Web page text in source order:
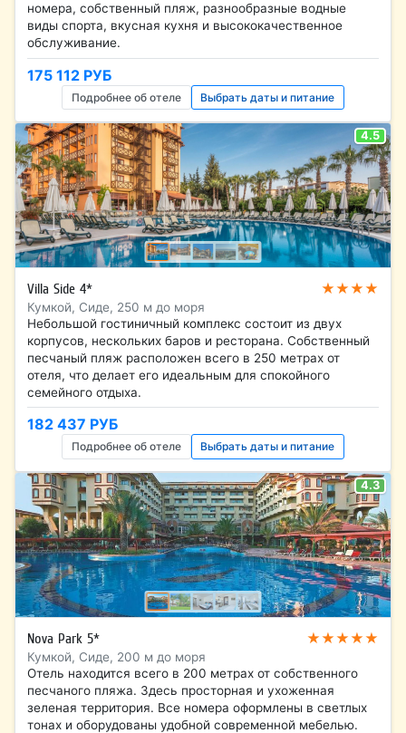
номера, собственный пляж, разнообразные водные
виды спорта, вкусная кухня и высококачественное
обслуживание.
175 112 РУБ
Подробнее об отеле Выбрать даты и питание
4.5
Villa Side 4* ★★★★
Кумкой, Сиде, 250 м до моря
Небольшой гостиничный комплекс состоит из двух
корпусов, нескольких баров и ресторана. Собственный
песчаный пляж расположен всего в 250 метрах от
отеля, что делает его идеальным для спокойного
семейного отдыха.
182 437 РУБ
Подробнее об отеле Выбрать даты и питание
4.3
Nova Park 5* ★★★★★
Кумкой, Сиде, 200 м до моря
Отель находится всего в 200 метрах от собственного
песчаного пляжа. Здесь просторная и ухоженная
зеленая территория. Все номера оформлены в светлых
тонах и оборудованы удобной современной мебелью.